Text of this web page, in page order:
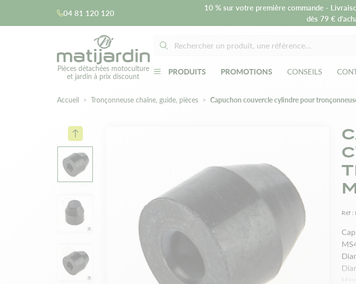
04 81 120 120
10 % sur votre première commande -
dès 79 €
Pièces détachées motoculture
et jardin à prix discount
PRODUITS PROMOTIONS CONSEILS
Accueil Tronçonneuse chaîne, guide, pièces Capuchon couvercle cylindre pour
Réf :